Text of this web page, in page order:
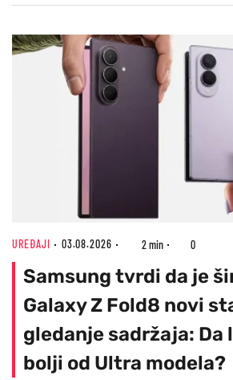
UREĐAJI 03.08.2026 2 min 0
Samsung tvrdi da je
Galaxy Z Fold8 novi
gledanje sadržaja: Da
bolji od Ultra modela?